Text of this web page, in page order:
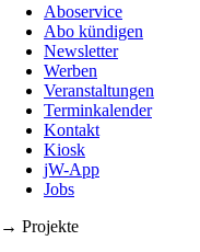
Aboservice
Abo kündigen
Newsletter
Werben
Veranstaltungen
Terminkalender
Kontakt
Kiosk
jW-App
Jobs
→ Projekte